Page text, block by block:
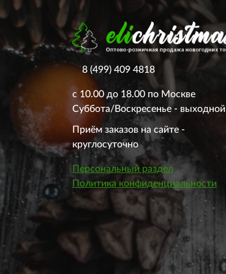
8 (499) 409 4818
с 10.00 до 18.00 по Москве
Суббота/Воскресенье - выходной
Приём заказов на сайте -
круглосуточно
Персональный раздел
Политика конфиденциальности